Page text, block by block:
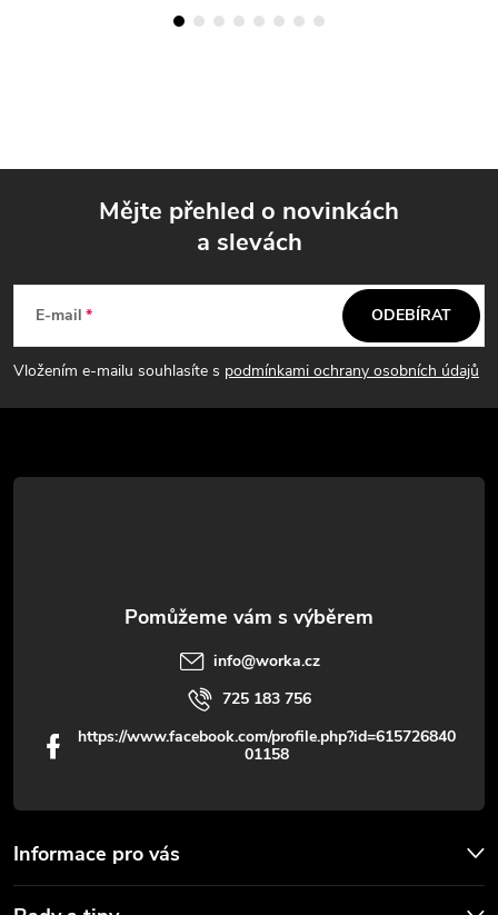
p
t
Mějte přehled o novinkách
a slevách
E-mail
Vložením e-mailu souhlasíte s podmínkami ochrany osobních údajů
ODEBÍRAT
Informace pro vás
info@worka.cz
725 183 756
https://www.facebook.com/profile.php?id=615726840
01158